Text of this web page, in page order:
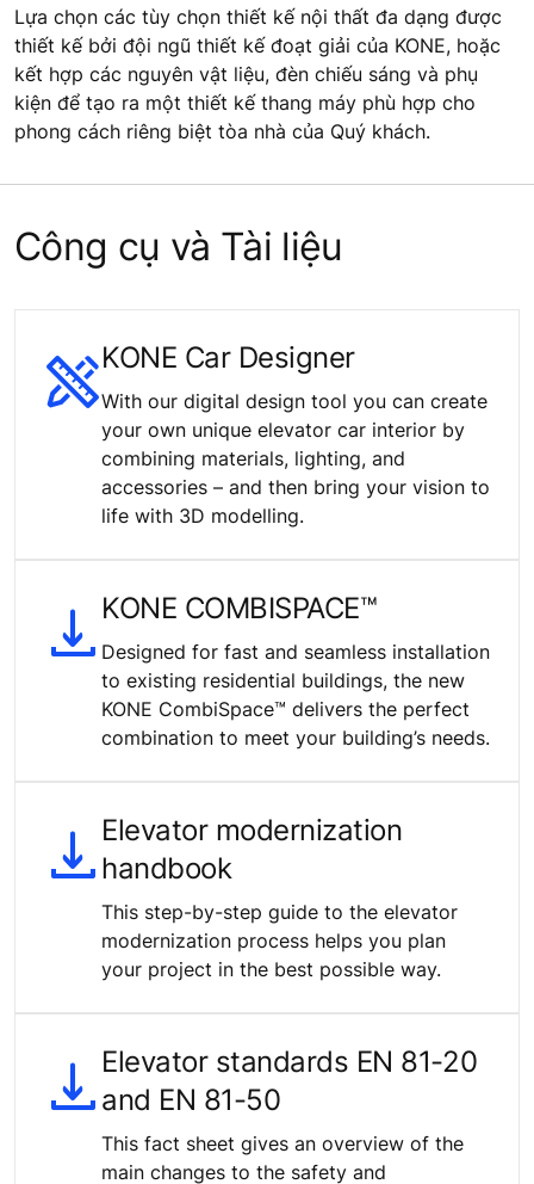
Lựa chọn các tùy chọn thiết kế nội thất đa dạng được
thiết kế bởi đội ngũ thiết kế đoạt giải của KONE, hoặc
kết hợp các nguyên vật liệu, đèn chiếu sáng và phụ
kiện để tạo ra một thiết kế thang máy phù hợp cho
phong cách riêng biệt tòa nhà của Quý khách.
Công cụ và Tài liệu
KONE Car Designer
With our digital design tool you can create
your own unique elevator car interior by
combining materials, lighting, and
accessories – and then bring your vision to
life with 3D modelling.
KONE COMBISPACE™
Designed for fast and seamless installation
to existing residential buildings, the new
KONE CombiSpace™ delivers the perfect
combination to meet your building’s needs.
Elevator modernization
handbook
This step-by-step guide to the elevator
modernization process helps you plan
your project in the best possible way.
Elevator standards EN 81-20
and EN 81-50
This fact sheet gives an overview of the
main changes to the safety and